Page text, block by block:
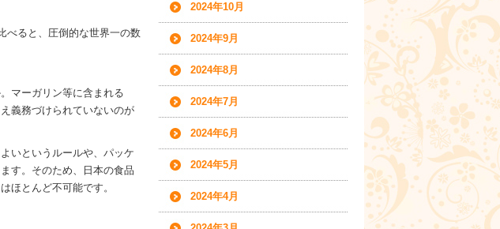
べると、圧倒的な世界一の数
マーガリン等に含まれる
義務づけられていないのが
いというルールや、パッケ
す。そのため、日本の食品
ほとんど不可能です。
2024年10月
2024年9月
2024年8月
2024年7月
2024年6月
2024年5月
2024年4月